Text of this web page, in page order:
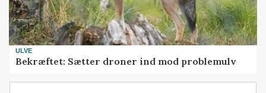
ULVE
Bekræftet: Sætter droner ind mod problemulv